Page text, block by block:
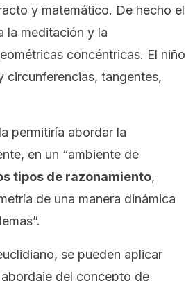
y matemático. De hecho el
la meditación y la
concéntricas. El niño
tangentes,
permitiría abordar la
en un “ambiente de
tipos de razonamiento,
de una manera dinámica
se pueden aplicar
del concepto de